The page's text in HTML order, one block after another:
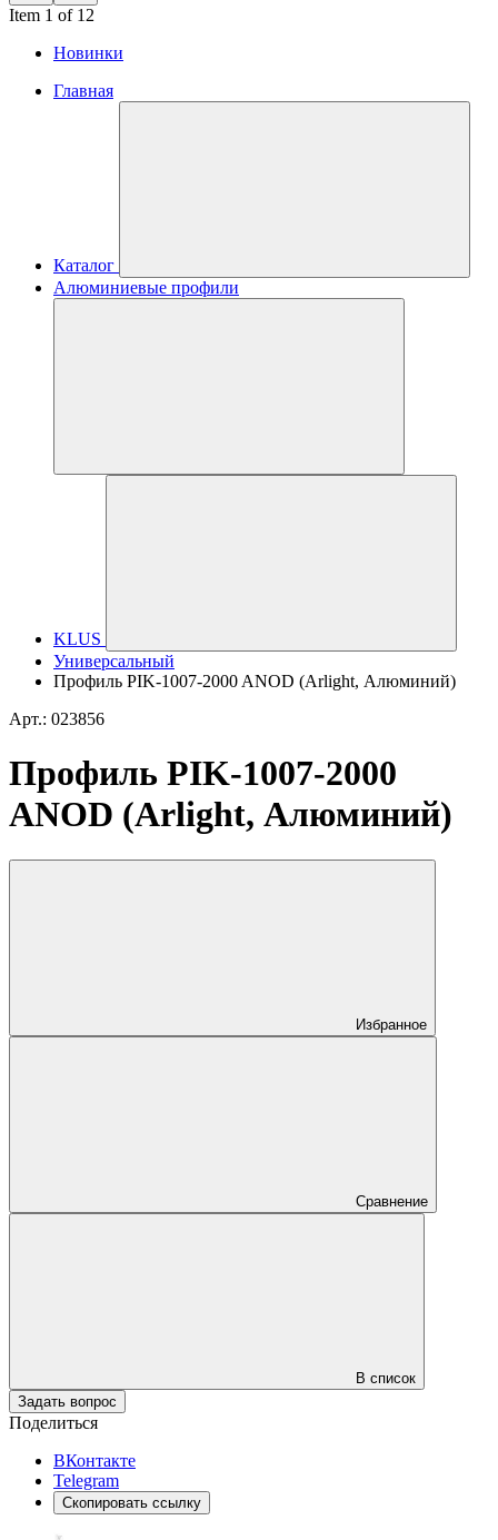
Item 1 of 12
Новинки
Главная
Каталог
Алюминиевые профили
KLUS
Универсальный
Профиль PIK-1007-2000 ANOD (Arlight, Алюминий)
Арт.: 023856
Профиль PIK-1007-2000
ANOD (Arlight, Алюминий)
Избранное
Сравнение
В список
Задать вопрос
Поделиться
ВКонтакте
Telegram
Скопировать ссылку